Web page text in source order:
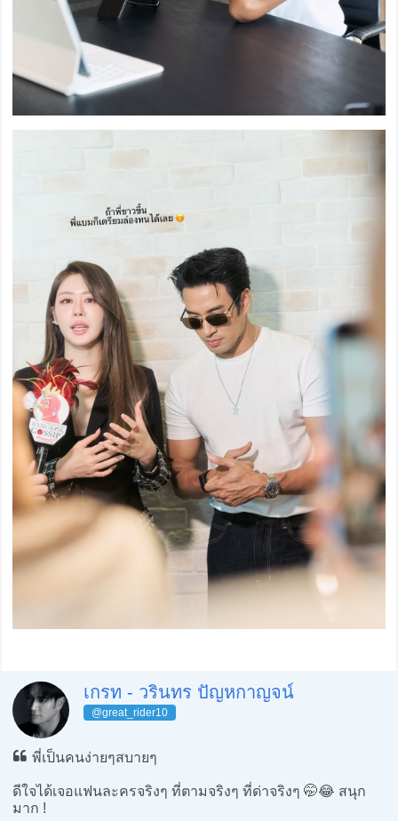
เกรท - วรินทร ปัญหกาญจน์
@great_rider10
พี่เป็นคนง่ายๆสบายๆ
ดีใจได้เจอแฟนละครจริงๆ ที่ตามจริงๆ ที่ด่าจริงๆ 🤭😂 สนุก
มาก !